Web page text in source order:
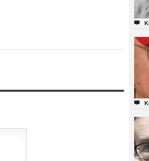

